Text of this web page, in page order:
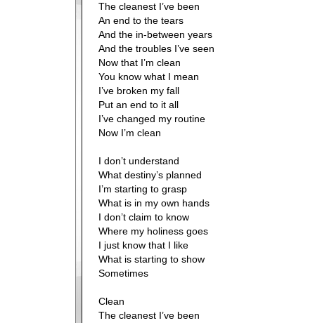
The cleanest I’ve been
An end to the tears
And the in-between years
And the troubles I’ve seen
Now that I’m clean
You know what I mean
I’ve broken my fall
Put an end to it all
I’ve changed my routine
Now I’m clean
I don’t understand
What destiny’s planned
I’m starting to grasp
What is in my own hands
I don’t claim to know
Where my holiness goes
I just know that I like
What is starting to show
Sometimes
Clean
The cleanest I’ve been